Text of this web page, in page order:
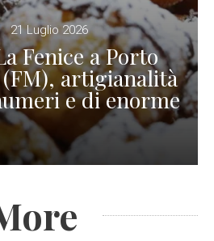
21 Luglio 2026
Fenice a Porto
artigianalità
e di enorme